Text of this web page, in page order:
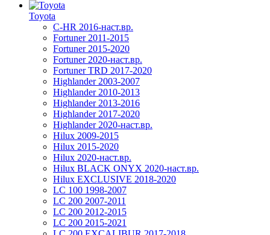
Toyota
C-HR 2016-наст.вр.
Fortuner 2011-2015
Fortuner 2015-2020
Fortuner 2020-наст.вр.
Fortuner TRD 2017-2020
Highlander 2003-2007
Highlander 2010-2013
Highlander 2013-2016
Highlander 2017-2020
Highlander 2020-наст.вр.
Hilux 2009-2015
Hilux 2015-2020
Hilux 2020-наст.вр.
Hilux BLACK ONYX 2020-наст.вр.
Hilux EXCLUSIVE 2018-2020
LC 100 1998-2007
LC 200 2007-2011
LC 200 2012-2015
LC 200 2015-2021